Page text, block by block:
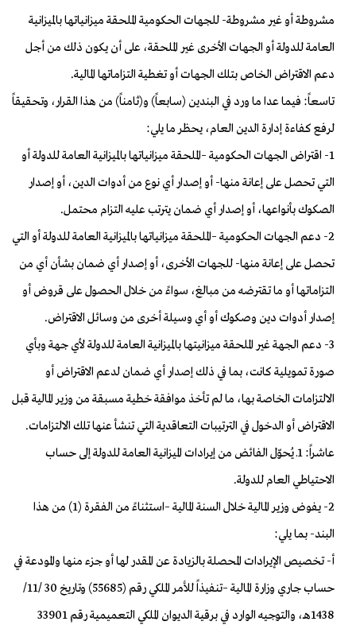
مشروطة أو غير مشروطة- للجهات الحكومية الملحقة ميزانياتها بالميزانية
العامة للدولة أو الجهات الأخرى غير الملحقة، على أن يكون ذلك من أجل
دعم الاقتراض الخاص بتلك الجهات أو تغطية التزاماتها المالية.
تاسعاً: فيما عدا ما ورد في البندين (سابعاً) و(ثامناً) من هذا القرار، وتحقيقاً
لرفع كفاءة إدارة الدين العام، يحظر ما يلي:
1- اقتراض الجهات الحكومية –الملحقة ميزانياتها بالميزانية العامة للدولة أو
التي تحصل على إعانة منها- أو إصدار أي نوع من أدوات الدين، أو إصدار
الصكوك بأنواعها، أو إصدار أي ضمان يترتب عليه التزام محتمل.
2- دعم الجهات الحكومية –الملحقة ميزانياتها بالميزانية العامة للدولة أو التي
تحصل على إعانة منها- للجهات الأخرى، أو إصدار أي ضمان بشأن أي من
التزاماتها أو ما تقترضه من مبالغ، سواءً من خلال الحصول على قروض أو
إصدار أدوات دين وصكوك أو أي وسيلة أخرى من وسائل الاقتراض.
3- دعم الجهة غير الملحقة ميزانيتها بالميزانية العامة للدولة لأي جهة وبأي
صورة تمويلية كانت، بما في ذلك إصدار أي ضمان لدعم الاقتراض أو
الالتزامات الخاصة بها، ما لم تأخذ موافقة خطية مسبقة من وزير المالية قبل
الاقتراض أو الدخول في الترتيبات التعاقدية التي تنشأ عنها تلك الالتزامات.
عاشراً: 1ـ يُحوّل الفائض من إيرادات الميزانية العامة للدولة إلى حساب
الاحتياطي العام للدولة.
2- يفوض وزير المالية خلال السنة المالية –استثناءً من الفقرة (1) من هذا
البند- بما يلي:
أ- تخصيص الإيرادات المحصلة بالزيادة عن المقدر لها أو جزء منها والمودعة في
حساب جاري وزارة المالية –تنفيذاً للأمر الملكي رقم (55685) وتاريخ 30 /11/
1438هـ، والتوجيه الوارد في برقية الديوان الملكي التعميمية رقم 33901